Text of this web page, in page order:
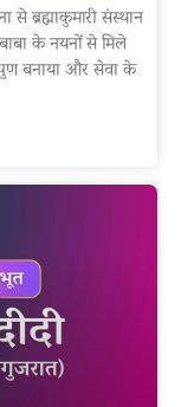
से ब्रह्माकुमारी संस्थान
के नयनों से मिले
बनाया और सेवा के